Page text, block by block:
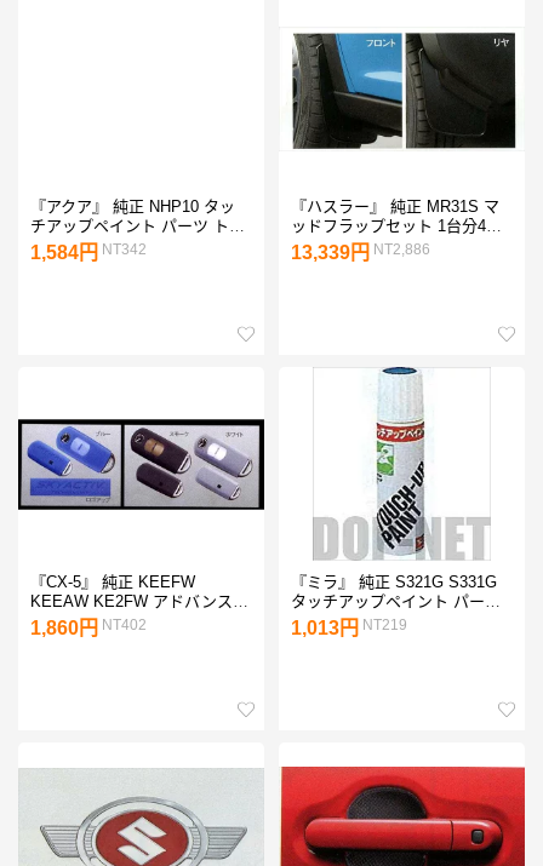
『アクア』 純正 NHP10 タッ
チアップペイント パーツ トヨ
タ純正部品 aqua オプション
アクセサリー 用品
1,584円 NT342
『ハスラー』 純正 MR31S マ
ッドフラップセット 1台分4枚
セット パーツ スズキ純正部品
マッドガード マットガード 泥
13,339円 NT2,886
『CX-5』 純正 KEEFW
KEEAW KE2FW アドバンスト
キーケース（シリコンケース）
パーツ マツダ純正部品 キーカ
1,860円 NT402
『ミラ』 純正 S321G S331G
タッチアップペイント パーツ
ダイハツ純正部品 mira オプシ
ョン アクセサリー 用品
1,013円 NT219